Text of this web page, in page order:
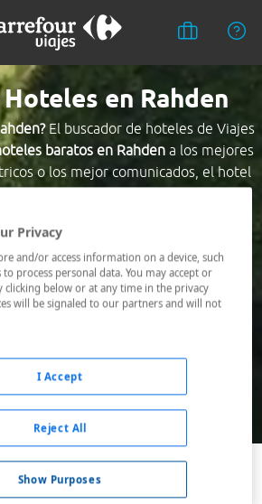
en Rahden
El buscador de hoteles de Viajes
baratos en Rahden a los mejores
o los mejor comunicados, el hotel
te lo encontramos al mejor precio.
2026
Buscar
HOTELES BARATOS EN RAHDEN
Privacy
and/or access information on a device, such
process personal data. You may accept or
clicking below or at any time in the privacy
will be signaled to our partners and will not
Show Purposes
Reject All
I Accept